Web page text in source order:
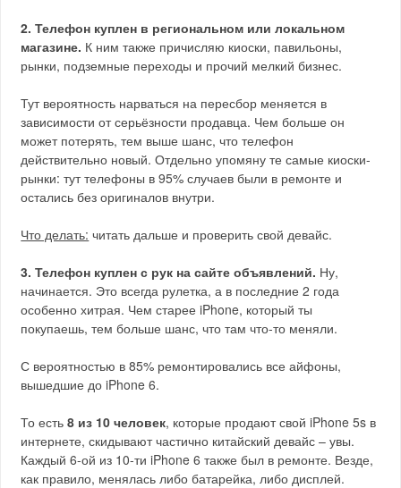
2. Телефон куплен в региональном или локальном
магазине. К ним также причисляю киоски, павильоны,
рынки, подземные переходы и прочий мелкий бизнес.
Тут вероятность нарваться на пересбор меняется в
зависимости от серьёзности продавца. Чем больше он
может потерять, тем выше шанс, что телефон
действительно новый. Отдельно упомяну те самые киоски-
рынки: тут телефоны в 95% случаев были в ремонте и
остались без оригиналов внутри.
Что делать: читать дальше и проверить свой девайс.
3. Телефон куплен с рук на сайте объявлений. Ну,
начинается. Это всегда рулетка, а в последние 2 года
особенно хитрая. Чем старее iPhone, который ты
покупаешь, тем больше шанс, что там что-то меняли.
С вероятностью в 85% ремонтировались все айфоны,
вышедшие до iPhone 6.
То есть8 из 10 человек, которые продают свой iPhone 5s в
интернете, скидывают частично китайский девайс – увы.
Каждый 6-ой из 10-ти iPhone 6 также был в ремонте. Везде,
как правило, менялась либо батарейка, либо дисплей.